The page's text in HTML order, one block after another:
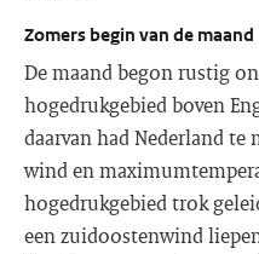
Zomers begin van de maand
De maand begon rustig
hogedrukgebied boven
daarvan had Nederland
wind en
hogedrukgebied trok
een zuidoostenwind